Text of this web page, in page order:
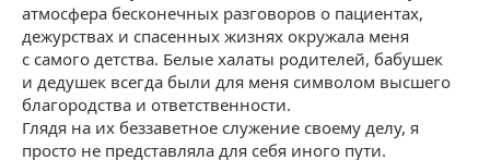
атмосфера бесконечных разговоров о пациентах,
дежурствах и спасенных жизнях окружала меня
с самого детства. Белые халаты родителей, бабушек
и дедушек всегда были для меня символом высшего
благородства и ответственности.
Глядя на их беззаветное служение своему делу, я
просто не представляла для себя иного пути.